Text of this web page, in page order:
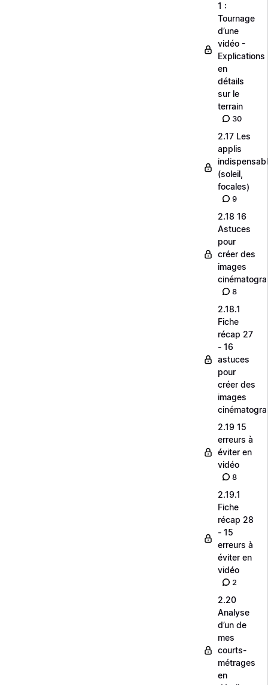
1 :
Tournage
d’une
vidéo -
Explications
en
détails
sur le
terrain
30
2.17 Les
applis
(soleil,
focales)
9
2.18 16
Astuces
pour
créer des
images
8
2.18.1
Fiche
récap 27
- 16
astuces
pour
créer des
images
2.19 15
erreurs à
éviter en
vidéo
8
2.19.1
Fiche
récap 28
- 15
erreurs à
éviter en
vidéo
2
2.20
Analyse
d’un de
mes
courts-
métrages
en